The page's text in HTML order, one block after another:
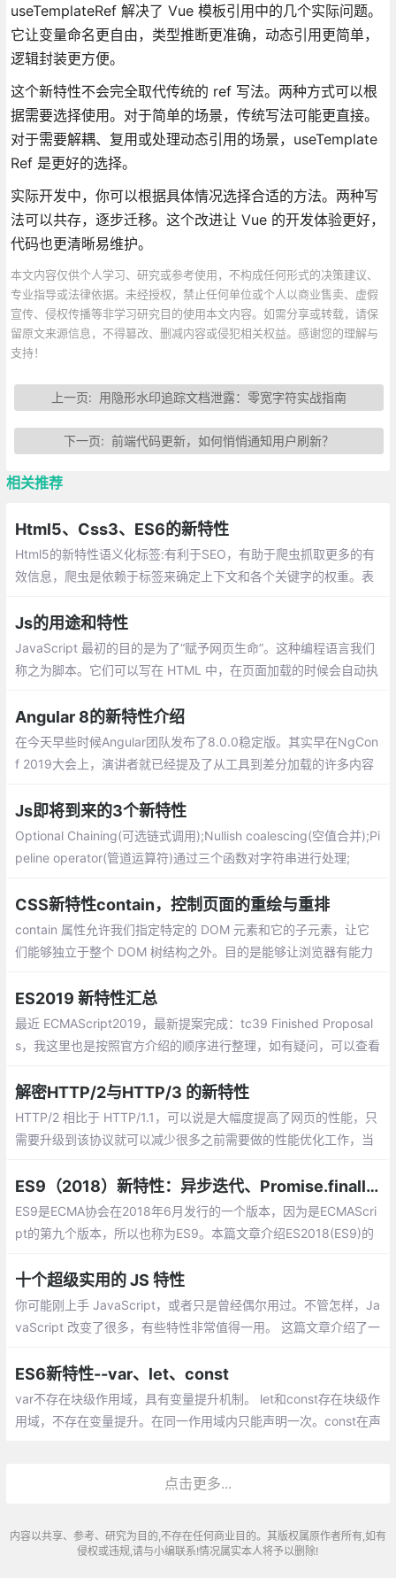
useTemplateRef 解决了 Vue 模板引用中的几个实际问题。
它让变量命名更自由，类型推断更准确，动态引用更简单，
逻辑封装更方便。
这个新特性不会完全取代传统的 ref 写法。两种方式可以根
据需要选择使用。对于简单的场景，传统写法可能更直接。
对于需要解耦、复用或处理动态引用的场景，useTemplate
Ref 是更好的选择。
实际开发中，你可以根据具体情况选择合适的方法。两种写
法可以共存，逐步迁移。这个改进让 Vue 的开发体验更好，
代码也更清晰易维护。
本文内容仅供个人学习、研究或参考使用，不构成任何形式的决策建议、
专业指导或法律依据。未经授权，禁止任何单位或个人以商业售卖、虚假
宣传、侵权传播等非学习研究目的使用本文内容。如需分享或转载，请保
留原文来源信息，不得篡改、删减内容或侵犯相关权益。感谢您的理解与
支持！
上一页: 用隐形水印追踪文档泄露：零宽字符实战指南
下一页: 前端代码更新，如何悄悄通知用户刷新？
相关推荐
Html5、Css3、ES6的新特性
Html5的新特性语义化标签:有利于SEO，有助于爬虫抓取更多的有
效信息，爬虫是依赖于标签来确定上下文和各个关键字的权重。表
Js的用途和特性
JavaScript 最初的目的是为了“赋予网页生命”。这种编程语言我们
称之为脚本。它们可以写在 HTML 中，在页面加载的时候会自动执
可运行。
Angular 8的新特性介绍
在今天早些时候Angular团队发布了8.0.0稳定版。其实早在NgCon
f 2019大会上，演讲者就已经提及了从工具到差分加载的许多内容
绍，希望可以帮助大家快速了解新版本
Js即将到来的3个新特性
Optional Chaining(可选链式调用);Nullish coalescing(空值合并);Pi
peline operator(管道运算符)通过三个函数对字符串进行处理;
CSS新特性contain，控制页面的重绘与重排
contain 属性允许我们指定特定的 DOM 元素和它的子元素，让它
们能够独立于整个 DOM 树结构之外。目的是能够让浏览器有能力
ES2019 新特性汇总
最近 ECMAScript2019，最新提案完成：tc39 Finished Proposal
s，我这里也是按照官方介绍的顺序进行整理，如有疑问，可以查看
一起看哈。
解密HTTP/2与HTTP/3 的新特性
HTTP/2 相比于 HTTP/1.1，可以说是大幅度提高了网页的性能，只
需要升级到该协议就可以减少很多之前需要做的性能优化工作，当
一。
ES9（2018）新特性：异步迭代、Promise.finally、Rest/Spread等
ES9是ECMA协会在2018年6月发行的一个版本，因为是ECMAScri
pt的第九个版本，所以也称为ES9。本篇文章介绍ES2018(ES9)的
十个超级实用的 JS 特性
你可能刚上手 JavaScript，或者只是曾经偶尔用过。不管怎样，Ja
vaScript 改变了很多，有些特性非常值得一用。 这篇文章介绍了一
少会用到这些特性
ES6新特性--var、let、const
var不存在块级作用域，具有变量提升机制。 let和const存在块级作
用域，不存在变量提升。在同一作用域内只能声明一次。const在声
点击更多...
内容以共享、参考、研究为目的,不存在任何商业目的。其版权属原作者所有,如有
侵权或违规,请与小编联系!情况属实本人将予以删除!